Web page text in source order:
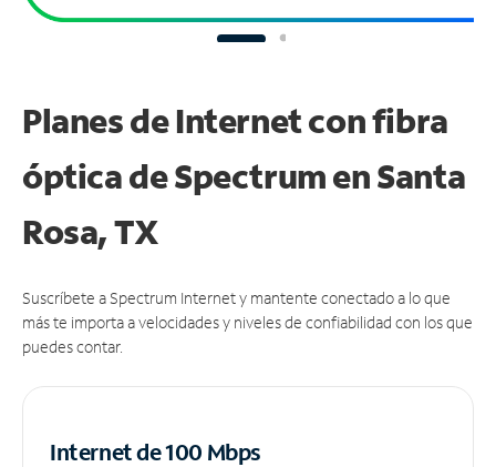
Planes de Internet con fibra
óptica de Spectrum en Santa
Rosa, TX
Suscríbete a Spectrum Internet y mantente conectado a lo que
más te importa a velocidades y niveles de confiabilidad con los que
puedes contar.
Internet de 100 Mbps